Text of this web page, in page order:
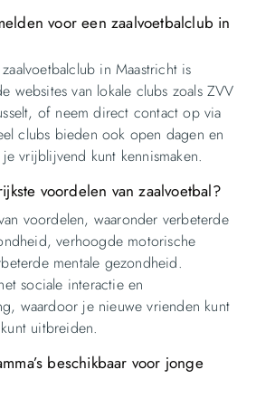
voor een zaalvoetbalclub in
in Maastricht is
websites van lokale clubs zoals ZVV
of neem direct contact op via
clubs bieden ook open dagen en
vrijblijvend kunt kennismaken.
voordelen van zaalvoetbal?
voordelen, waaronder verbeterde
verhoogde motorische
mentale gezondheid.
sociale interactie en
waardoor je nieuwe vrienden kunt
uitbreiden.
beschikbaar voor jonge